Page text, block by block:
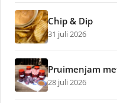
Chip & Dip
31 juli 2026
Pruimenjam
28 juli 2026